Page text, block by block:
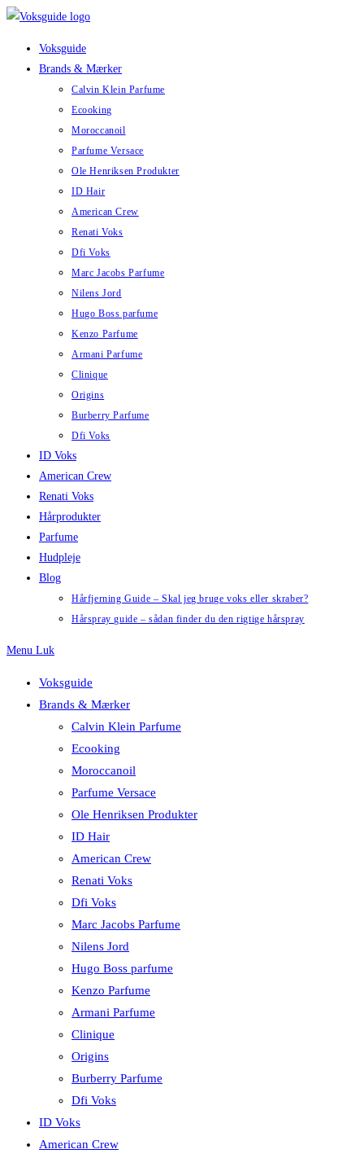
Skip
Voksguide
Brands & Mærker
Calvin Klein Parfume
Ecooking
Moroccanoil
Parfume Versace
Ole Henriksen Produkter
ID Hair
American Crew
Renati Voks
Dfi Voks
Marc Jacobs Parfume
Nilens Jord
Hugo Boss parfume
Kenzo Parfume
Armani Parfume
Clinique
Origins
Burberry Parfume
Dfi Voks
ID Voks
American Crew
Renati Voks
Hårprodukter
Parfume
Hudpleje
Blog
Hårfjerning Guide – Skal jeg bruge voks eller skraber?
Hårspray guide – sådan finder du den rigtige hårspray
Menu Luk
Voksguide
Brands & Mærker
Calvin Klein Parfume
Ecooking
Moroccanoil
Parfume Versace
Ole Henriksen Produkter
ID Hair
American Crew
Renati Voks
Dfi Voks
Marc Jacobs Parfume
Nilens Jord
Hugo Boss parfume
Kenzo Parfume
Armani Parfume
Clinique
Origins
Burberry Parfume
Dfi Voks
ID Voks
American Crew